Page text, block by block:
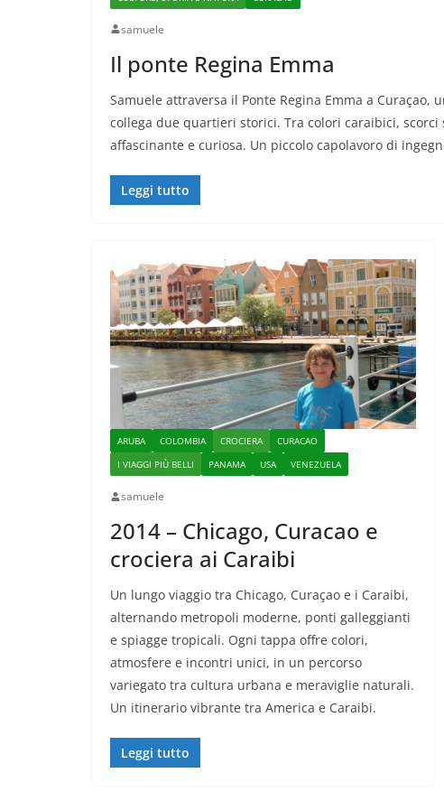
samuele
Il ponte Regina Emma
Samuele attraversa il Ponte Regina Emma a
collega due quartieri storici. Tra colori caraibici, scorci
affascinante e curiosa. Un piccolo capolavoro di
Leggi tutto
ARUBA COLOMBIA CROCIERA
CURACAO
I VIAGGI PIÙ BELLI
PANAMA USA VENEZUELA
samuele
2014 – Chicago, Curacao e
crociera ai Caraibi
Un lungo viaggio tra Chicago, Curaçao e i Caraibi,
alternando metropoli moderne, ponti galleggianti
e spiagge tropicali. Ogni tappa offre colori,
atmosfere e incontri unici, in un percorso
variegato tra cultura urbana e meraviglie naturali.
Un itinerario vibrante tra America e Caraibi.
Leggi tutto